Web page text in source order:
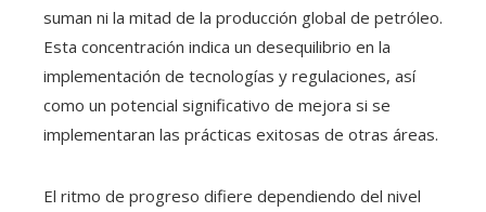
suman ni la mitad de la producción global de petróleo.
Esta concentración indica un desequilibrio en la
implementación de tecnologías y regulaciones, así
como un potencial significativo de mejora si se
implementaran las prácticas exitosas de otras áreas.
El ritmo de progreso difiere dependiendo del nivel